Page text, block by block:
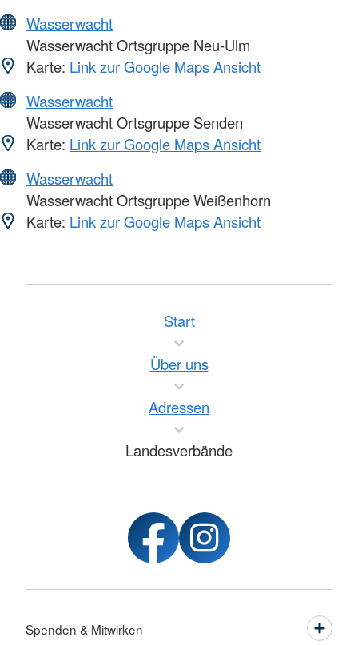
Wasserwacht
Wasserwacht Ortsgruppe Neu-Ulm
Karte: Link zur Google Maps Ansicht
Wasserwacht
Wasserwacht Ortsgruppe Senden
Karte: Link zur Google Maps Ansicht
Wasserwacht
Wasserwacht Ortsgruppe Weißenhorn
Karte: Link zur Google Maps Ansicht
Start
Über uns
Adressen
Landesverbände
Spenden & Mitwirken